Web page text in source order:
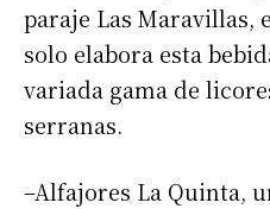
paraje Las Maravillas,
solo elabora esta
variada gama de
serranas.
–Alfajores La Quinta,